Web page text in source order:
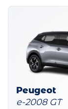
Peugeot
e-2008 GT